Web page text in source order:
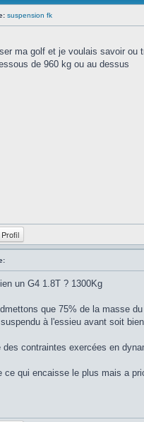
suspension fk
ma golf et je voulais savoir ou
de 960 kg ou au dessus
Profil
un G4 1.8T ? 1300Kg
que 75% de la masse
à l'essieu avant soit
des contraintes exercées en
ce qui encaisse le plus mais a